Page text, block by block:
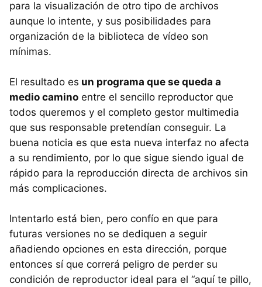
para la visualización de otro tipo de archivos
aunque lo intente, y sus posibilidades para
organización de la biblioteca de vídeo son
mínimas.
El resultado es un programa que se queda a
medio camino entre el sencillo reproductor que
todos queremos y el completo gestor multimedia
que sus responsable pretendían conseguir. La
buena noticia es que esta nueva interfaz no afecta
a su rendimiento, por lo que sigue siendo igual de
rápido para la reproducción directa de archivos sin
más complicaciones.
Intentarlo está bien, pero confío en que para
futuras versiones no se dediquen a seguir
añadiendo opciones en esta dirección, porque
entonces sí que correrá peligro de perder su
condición de reproductor ideal para el “aquí te pillo,